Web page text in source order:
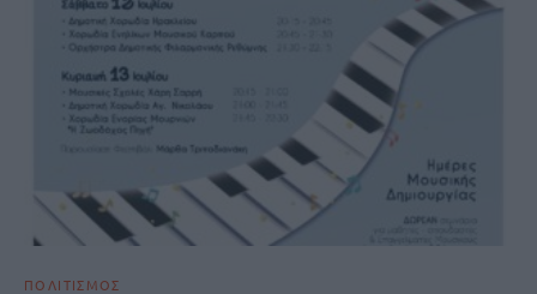
ΠΟΛΙΤΙΣΜΟΣ